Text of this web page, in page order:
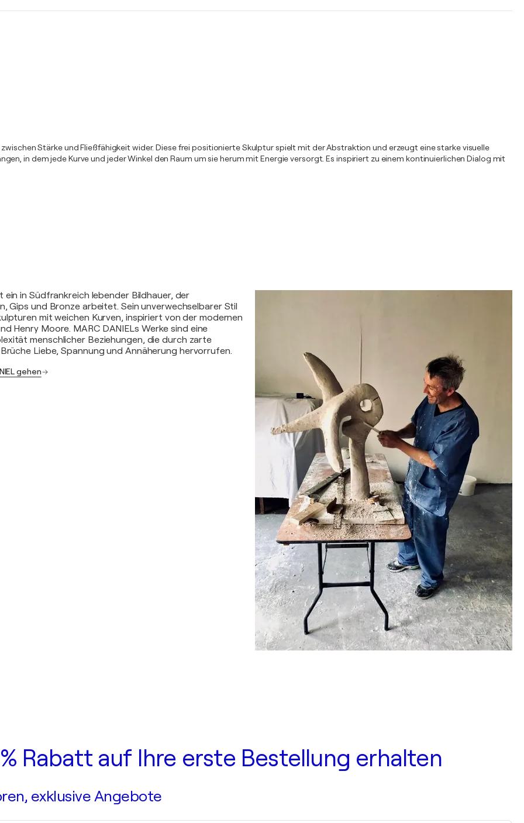
Stärke und Fließfähigkeit wider. Diese frei positionierte Skulptur spielt mit der Abstraktion und erzeugt eine starke visuelle
in dem jede Kurve und jeder Winkel den Raum um sie herum mit Energie versorgt. Es inspiriert zu einem kontinuierlichen Dialog mit
ein in Südfrankreich lebender Bildhauer, der
Gips und Bronze arbeitet. Sein unverwechselbarer Stil
mit weichen Kurven, inspiriert von der modernen
Henry Moore. MARC DANIELs Werke sind eine
menschlicher Beziehungen, die durch zarte
Liebe, Spannung und Annäherung hervorrufen.
gehen
Rabatt auf Ihre erste Bestellung erhalten
exklusive Angebote